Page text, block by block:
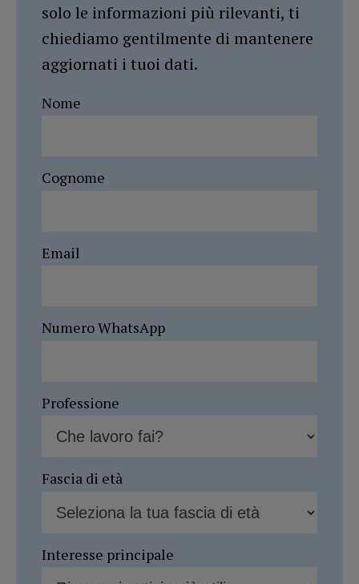
solo le informazioni più rilevanti, ti
chiediamo gentilmente di mantenere
aggiornati i tuoi dati.
Nome
Cognome
Email
Numero WhatsApp
Professione
Fascia di età
Interesse principale